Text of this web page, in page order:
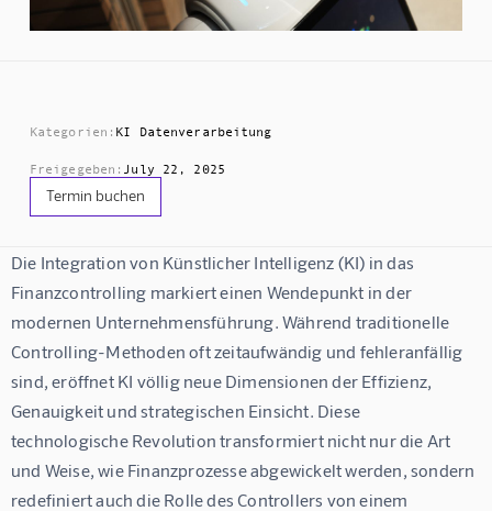
Kategorien: KI Datenverarbeitung
Freigegeben: July 22, 2025
Termin buchen
Die Integration von Künstlicher Intelligenz (KI) in das
Finanzcontrolling markiert einen Wendepunkt in der
modernen Unternehmensführung. Während traditionelle
Controlling-Methoden oft zeitaufwändig und fehleranfällig
sind, eröffnet KI völlig neue Dimensionen der Effizienz,
Genauigkeit und strategischen Einsicht. Diese
technologische Revolution transformiert nicht nur die Art
und Weise, wie Finanzprozesse abgewickelt werden, sondern
redefiniert auch die Rolle des Controllers von einem